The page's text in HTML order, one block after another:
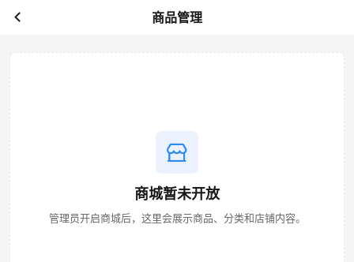
商品管理
商城暂未开放
管理员开启商城后，这里会展示商品、分类和店铺内容。